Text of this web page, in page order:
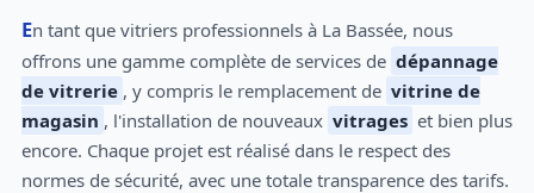
En tant que vitriers professionnels à La Bassée, nous
offrons une gamme complète de services de dépannage
de vitrerie , y compris le remplacement de vitrine de
magasin , l'installation de nouveaux vitrages et bien plus
encore. Chaque projet est réalisé dans le respect des
normes de sécurité, avec une totale transparence des tarifs.